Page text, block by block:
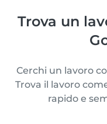
Trova un
Cerchi un lavoro
Trova il lavoro
rapido e